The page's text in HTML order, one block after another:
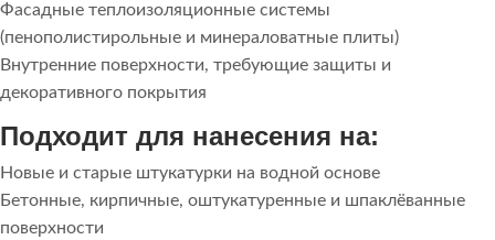
Фасадные теплоизоляционные системы
(пенополистирольные и минераловатные плиты)
Внутренние поверхности, требующие защиты и
декоративного покрытия
Подходит для нанесения на:
Новые и старые штукатурки на водной основе
Бетонные, кирпичные, оштукатуренные и шпаклёванные
поверхности